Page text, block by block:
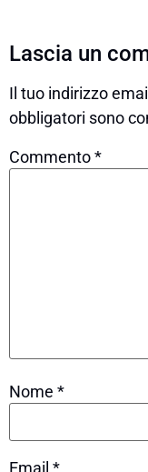
Lascia un
Il tuo indirizzo
obbligatori sono
Commento*
Nome *
Email *